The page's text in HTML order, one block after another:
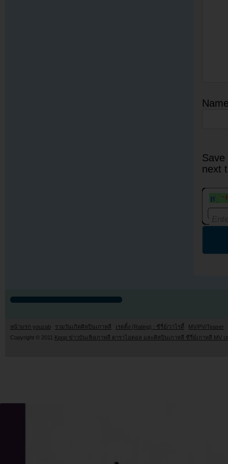
next
หน้าแรก youzab รวมวันเกิดศิลปินเกาหลี เรตติ้ง (Rating) : ซีรี่ย์/วาไรตี้
MV/PV/Teaser
Copyright © 2011 Kpop ข่าวบันเทิงเกาหลี ดาราไอดอล และศิลปินเกาหลี ซีรี่ย์เกาหลี MV